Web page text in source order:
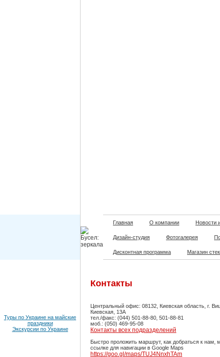
Главная О компании Новости
Дизайн-студия Фотогалерея
Дисконтная программа Магазин
Туры по Украине на майские
праздники
Экскурсии по Украине
Контакты
Центральный офис: 08132, Киевская область, г.
Киевская, 13А
тел./факс: (044) 501-88-80, 501-88-81
моб.: (050) 469-95-08
Контакты всех подразделений
Быстро проложить маршрут, как добраться к нам,
ссылке для навигации в Google Maps
https://goo.gl/maps/TUJ4NnxhTAm